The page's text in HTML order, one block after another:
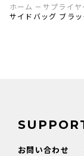
ホーム
サプライヤ
サイドバッグ ブラッ
お問い合わせ